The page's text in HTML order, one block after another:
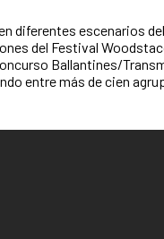
diferentes escenarios
del Festival
Ballantines/
entre más de cien